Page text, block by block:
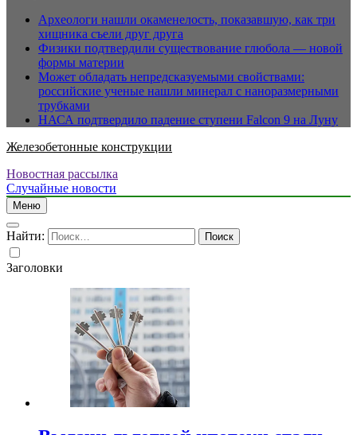
Археологи нашли окаменелость, показавшую, как три
хищника съели друг друга
Физики подтвердили существование глюбола — новой
формы материи
Может обладать непредсказуемыми свойствами:
российские ученые нашли минерал с наноразмерными
трубками
НАСА подтвердило падение ступени Falcon 9 на Луну
Железобетонные конструкции
Новостная рассылка
Случайные новости
Меню
Найти:
Заголовки